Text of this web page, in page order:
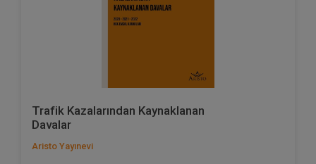
Trafik Kazalarından Kaynaklanan
Davalar
Aristo Yayınevi